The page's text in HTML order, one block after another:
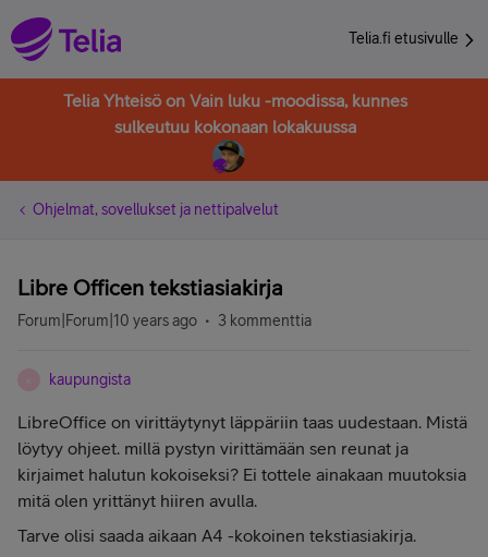
Telia.fi etusivulle
Telia Yhteisö on Vain luku -moodissa, kunnes
sulkeutuu kokonaan lokakuussa
Ohjelmat, sovellukset ja nettipalvelut
Libre Officen tekstiasiakirja
Forum|Forum|10 years ago 3 kommenttia
kaupungista
LibreOffice on virittäytynyt läppäriin taas uudestaan. Mistä
löytyy ohjeet. millä pystyn virittämään sen reunat ja
kirjaimet halutun kokoiseksi? Ei tottele ainakaan muutoksia
mitä olen yrittänyt hiiren avulla.
Tarve olisi saada aikaan A4 -kokoinen tekstiasiakirja.